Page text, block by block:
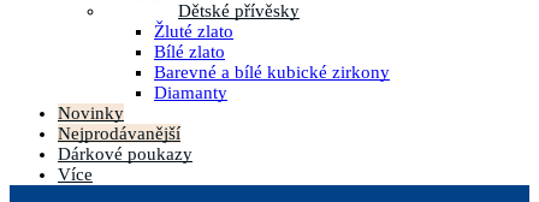
Dětské přívěsky
Žluté zlato
Bílé zlato
Barevné a bílé kubické zirkony
Diamanty
Novinky
Nejprodávanější
Dárkové poukazy
Více